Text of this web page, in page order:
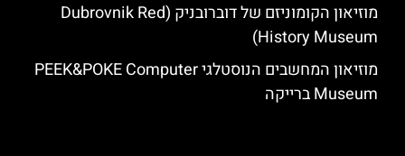
מוזיאון הקומוניזם של דוברובניק (Dubrovnik Red
History Museum)
מוזיאון המחשבים הנוסטלגי PEEK&POKE Computer
Museum ברייקה